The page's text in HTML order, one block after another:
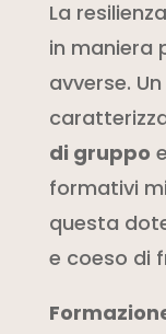
La
in maniera
avverse.
di gruppo
formativi
questa
e coeso di